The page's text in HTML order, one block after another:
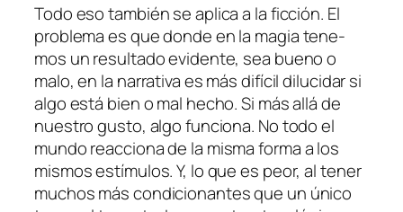
Todo eso tam­bién se apli­ca a la fic­ción. El
pro­ble­ma es que don­de en la ma­gia te­ne­
mos un re­sul­ta­do evi­den­te, sea bueno o
ma­lo, en la na­rra­ti­va es más di­fí­cil di­lu­ci­dar si
al­go es­tá bien o mal he­cho. Si más allá de
nues­tro gus­to, al­go fun­cio­na. No to­do el
mun­do reac­cio­na de la mis­ma for­ma a los
mis­mos es­tí­mu­los. Y, lo que es peor, al te­ner
mu­chos más con­di­cio­nan­tes que un úni­co